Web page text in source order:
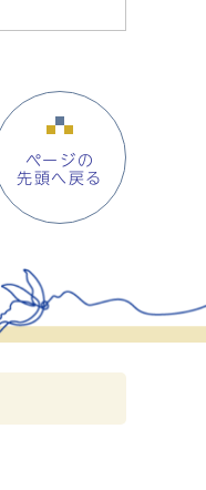
ページの
先頭へ戻る